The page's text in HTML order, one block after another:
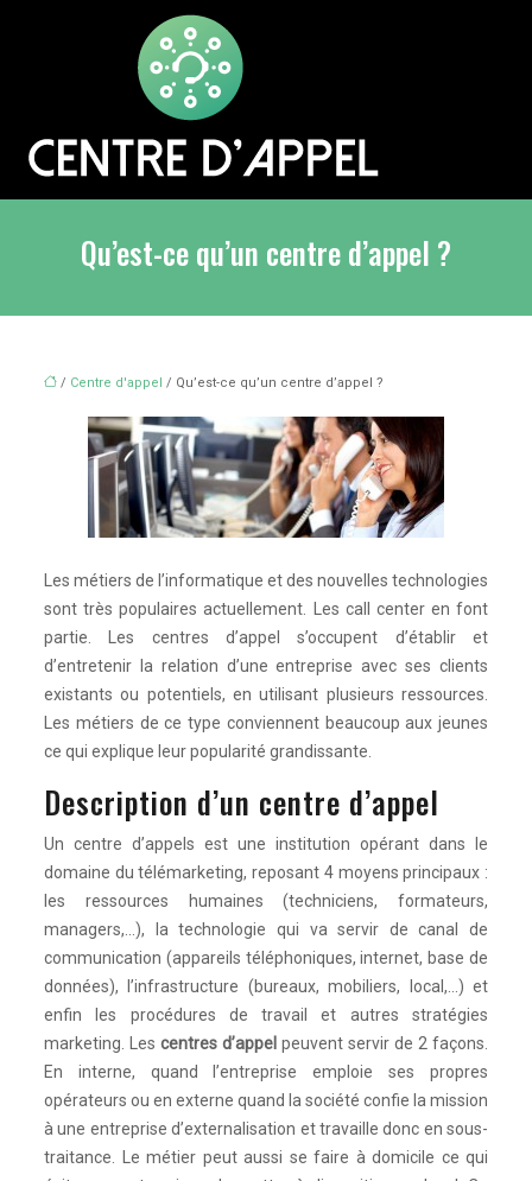
Qu’est-ce qu’un centre d’appel ?
/ Centre d'appel / Qu’est-ce qu’un centre d’appel ?
Les métiers de l’informatique et des nouvelles technologies
sont très populaires actuellement. Les call center en font
partie. Les centres d’appel s’occupent d’établir et
d’entretenir la relation d’une entreprise avec ses clients
existants ou potentiels, en utilisant plusieurs ressources.
Les métiers de ce type conviennent beaucoup aux jeunes
ce qui explique leur popularité grandissante.
Description d’un centre d’appel
Un centre d’appels est une institution opérant dans le
domaine du télémarketing, reposant 4 moyens principaux :
les ressources humaines (techniciens, formateurs,
managers,…), la technologie qui va servir de canal de
communication (appareils téléphoniques, internet, base de
données), l’infrastructure (bureaux, mobiliers, local,…) et
enfin les procédures de travail et autres stratégies
marketing. Les centres d’appel peuvent servir de 2 façons.
En interne, quand l’entreprise emploie ses propres
opérateurs ou en externe quand la société confie la mission
à une entreprise d’externalisation et travaille donc en sous-
traitance. Le métier peut aussi se faire à domicile ce qui